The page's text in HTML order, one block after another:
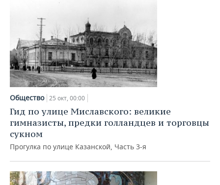
Общество 25 окт, 00:00
Гид по улице Миславского: великие
гимназисты, предки голландцев и торговцы
сукном
Прогулка по улице Казанской, Часть 3-я